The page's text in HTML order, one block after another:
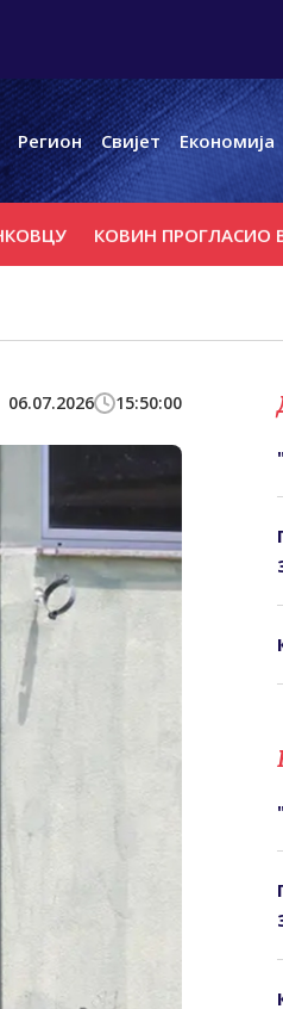
Регион Свијет Економија
КОВИН ПРОГЛАСИО
06.07.2026 15:50:00